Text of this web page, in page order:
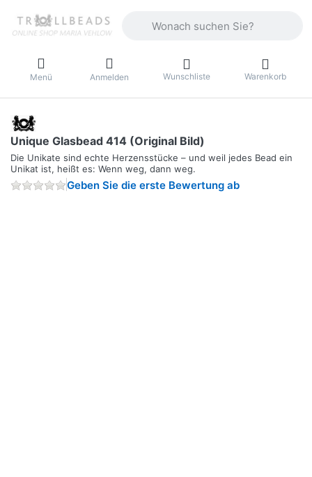
Menü Anmelden Wunschliste Warenkorb
Unique Glasbead 414 (Original Bild)
Die Unikate sind echte Herzensstücke – und weil jedes Bead ein
Unikat ist, heißt es: Wenn weg, dann weg.
Geben Sie die erste Bewertung ab